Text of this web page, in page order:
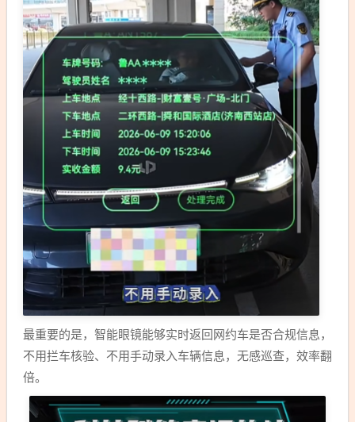
最重要的是，智能眼镜能够实时返回网约车是否合规信息，
不用拦车核验、不用手动录入车辆信息，无感巡查，效率翻
倍。